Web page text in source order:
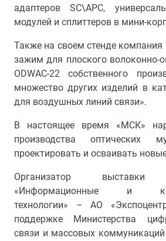
адаптеров SC\APC,
модулей и сплиттеров в мини-
Также на своем стенде
зажим для плоского волоконно-
ODWAC-22 собственного
множество других изделий в
для воздушных линий связи».
В настоящее время «МСК»
производства оптических
проектировать и осваивать
Организатор
«Информационные и
технологии» – АО
поддержке Министерства
связи и массовых